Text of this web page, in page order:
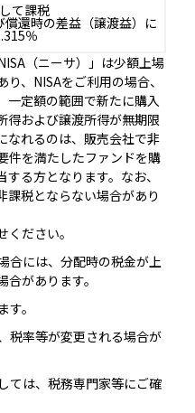
て課税
還時の差益（譲渡益）に
％
（ニーサ）」は少額上場
、NISAをご利用の場合、
一定額の範囲で新たに購入
得および譲渡所得が無期限
なれるのは、販売会社で非
件を満たしたファンドを購
る方となります。なお、
課税とならない場合があり
ださい。
合には、分配時の税金が上
があります。
。
税率等が変更される場合が
ては、税務専門家等にご確